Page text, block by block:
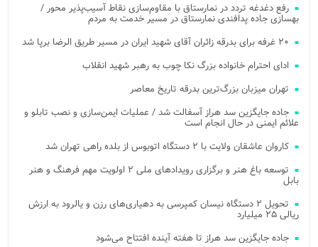
رفع دغدغه تردد در نمارستاق با مقاوم‌سازی نقاط آسیب‌پذیر محور /
بهسازی جاده پدافندی نمارستاق در مسیر خدمت به مردم
۲۰ غرفه برای بدرقه زائران آقای شهید ایران در مسیر طریق الرضا برپا شد
ادای احترام خانواده بزرگ نکا چوب به رهبر شهید انقلاب
تهران میزبان بزرگ‌ترین بدرقه تاریخ معاصر
جاده جایگزین سد هراز آسفالت شد / عملیات ایمن‌سازی و نصب تابلو و
علائم ایمنی در حال انجام است
کاروان عاشقان ولایت با ۲ دستگاه اتوبوس از بلده راهی تهران شد
توسعه باغ هنر و برگزاری رویدادهای ملی ۲ اولویت مهم فرهنگ و هنر
بابل
تحویل ۲ دستگاه نیسان کمپرسی به دهیاری‌های رزن و یالرود به ارزش
ریالی ۲۵ میلیارد
جاده جایگزین سد هراز تا هفته آینده افتتاح می‌شود